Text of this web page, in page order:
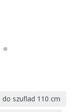
do szuflad 110 cm